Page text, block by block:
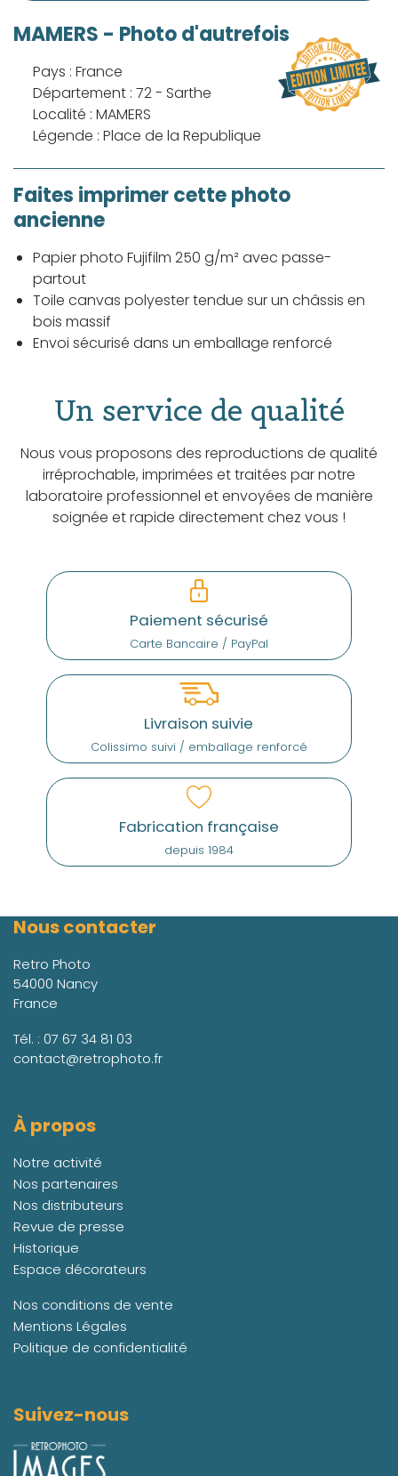
MAMERS - Photo d'autrefois
Pays : France
Département : 72 - Sarthe
Localité : MAMERS
Légende : Place de la Republique
Faites imprimer cette photo
ancienne
Papier photo Fujifilm 250 g/m² avec passe-
partout
Toile canvas polyester tendue sur un châssis en
bois massif
Envoi sécurisé dans un emballage renforcé
Un service de qualité
Nous vous proposons des reproductions de qualité
irréprochable, imprimées et traitées par notre
laboratoire professionnel et envoyées de manière
soignée et rapide directement chez vous !
Paiement sécurisé
Carte Bancaire / PayPal
Livraison suivie
Colissimo suivi / emballage renforcé
Fabrication française
depuis 1984
Nous contacter
Retro Photo
54000 Nancy
France
Tél. : 07 67 34 81 03
contact@retrophoto.fr
À propos
Notre activité
Nos partenaires
Nos distributeurs
Revue de presse
Historique
Espace décorateurs
Nos conditions de vente
Mentions Légales
Politique de confidentialité
Suivez-nous